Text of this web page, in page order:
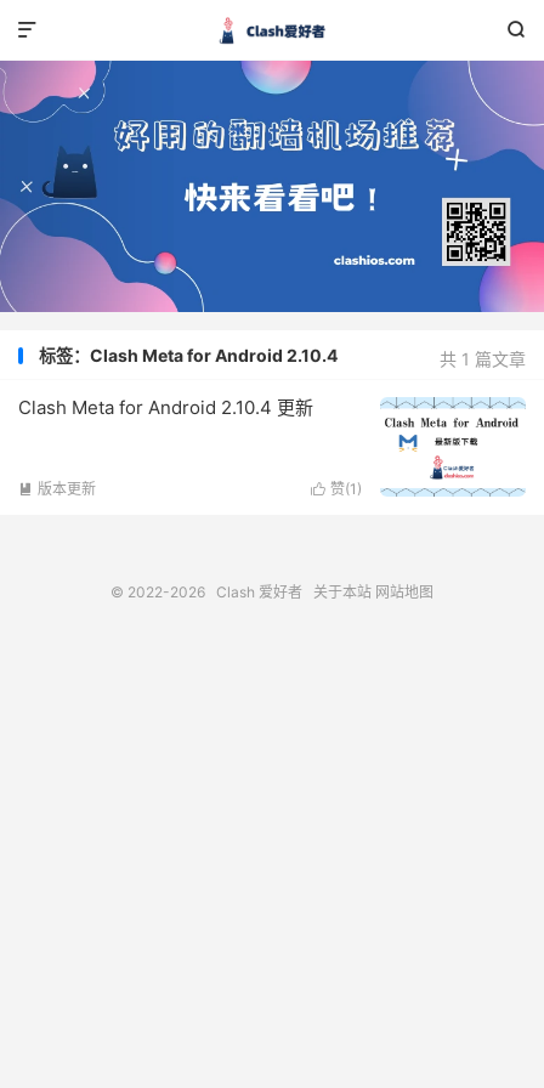


共 1 篇文章
标签：Clash Meta for Android 2.10.4
Clash Meta for Android 2.10.4 更新
 赞(1 )
 版本更新
© 2022-2026 Clash 爱好者 关于本站 网站地图